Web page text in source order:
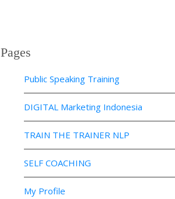
Pages
Public Speaking Training
DIGITAL Marketing Indonesia
TRAIN THE TRAINER NLP
SELF COACHING
My Profile